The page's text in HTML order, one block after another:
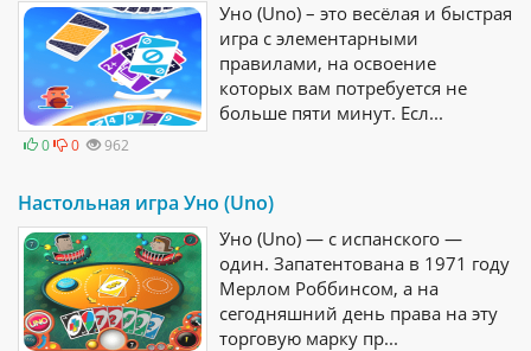
0 0 962
Уно (Uno) – это весёлая и быстрая
игра с элементарными
правилами, на освоение
которых вам потребуется не
больше пяти минут. Есл...
Настольная игра Уно (Uno)
У́но (Uno) — с испанского —
один. Запатентована в 1971 году
Мерлом Роббинсом, а на
сегодняшний день права на эту
торговую марку пр...